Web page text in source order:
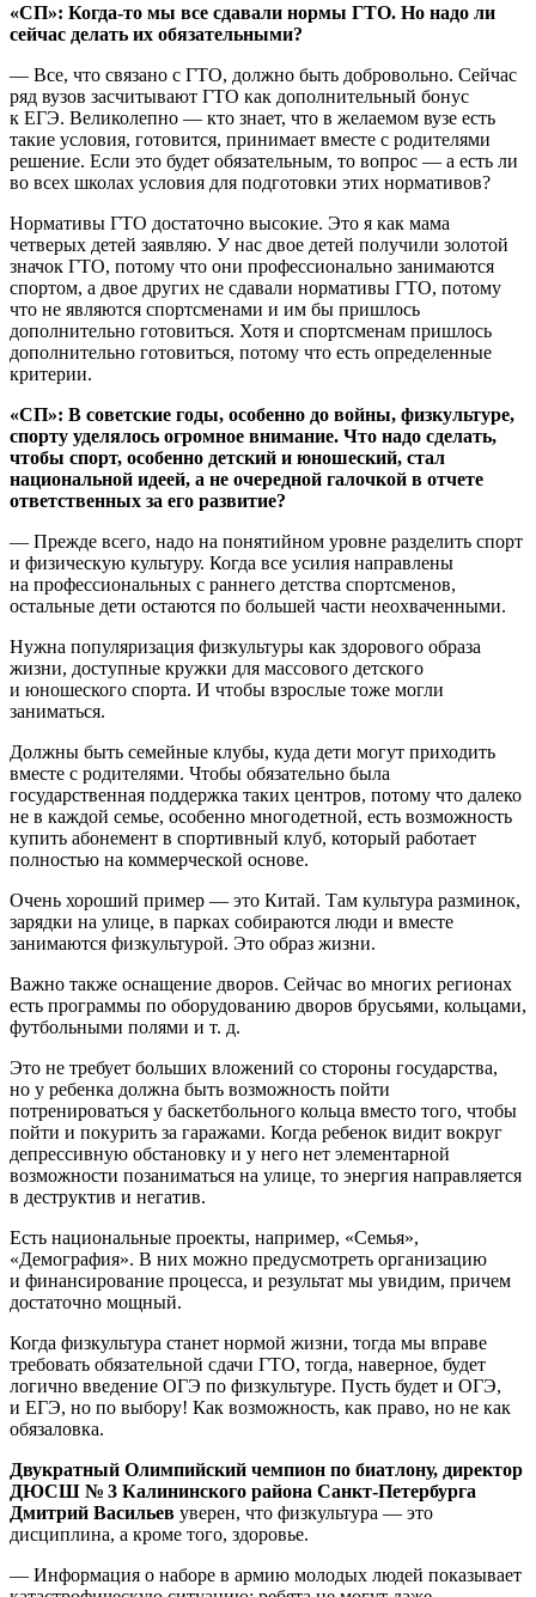
«СП»: Когда-то мы все сдавали нормы ГТО. Но надо ли
сейчас делать их обязательными?
— Все, что связано с ГТО, должно быть добровольно. Сейчас
ряд вузов засчитывают ГТО как дополнительный бонус
к ЕГЭ. Великолепно — кто знает, что в желаемом вузе есть
такие условия, готовится, принимает вместе с родителями
решение. Если это будет обязательным, то вопрос — а есть ли
во всех школах условия для подготовки этих нормативов?
Нормативы ГТО достаточно высокие. Это я как мама
четверых детей заявляю. У нас двое детей получили золотой
значок ГТО, потому что они профессионально занимаются
спортом, а двое других не сдавали нормативы ГТО, потому
что не являются спортсменами и им бы пришлось
дополнительно готовиться. Хотя и спортсменам пришлось
дополнительно готовиться, потому что есть определенные
критерии.
«СП»: В советские годы, особенно до войны, физкультуре,
спорту уделялось огромное внимание. Что надо сделать,
чтобы спорт, особенно детский и юношеский, стал
национальной идеей, а не очередной галочкой в отчете
ответственных за его развитие?
— Прежде всего, надо на понятийном уровне разделить спорт
и физическую культуру. Когда все усилия направлены
на профессиональных с раннего детства спортсменов,
остальные дети остаются по большей части неохваченными.
Нужна популяризация физкультуры как здорового образа
жизни, доступные кружки для массового детского
и юношеского спорта. И чтобы взрослые тоже могли
заниматься.
Должны быть семейные клубы, куда дети могут приходить
вместе с родителями. Чтобы обязательно была
государственная поддержка таких центров, потому что далеко
не в каждой семье, особенно многодетной, есть возможность
купить абонемент в спортивный клуб, который работает
полностью на коммерческой основе.
Очень хороший пример — это Китай. Там культура разминок,
зарядки на улице, в парках собираются люди и вместе
занимаются физкультурой. Это образ жизни.
Важно также оснащение дворов. Сейчас во многих регионах
есть программы по оборудованию дворов брусьями, кольцами,
футбольными полями и т. д.
Это не требует больших вложений со стороны государства,
но у ребенка должна быть возможность пойти
потренироваться у баскетбольного кольца вместо того, чтобы
пойти и покурить за гаражами. Когда ребенок видит вокруг
депрессивную обстановку и у него нет элементарной
возможности позаниматься на улице, то энергия направляется
в деструктив и негатив.
Есть национальные проекты, например, «Семья»,
«Демография». В них можно предусмотреть организацию
и финансирование процесса, и результат мы увидим, причем
достаточно мощный.
Когда физкультура станет нормой жизни, тогда мы вправе
требовать обязательной сдачи ГТО, тогда, наверное, будет
логично введение ОГЭ по физкультуре. Пусть будет и ОГЭ,
и ЕГЭ, но по выбору! Как возможность, как право, но не как
обязаловка.
Двукратный Олимпийский чемпион по биатлону, директор
ДЮСШ № 3 Калининского района Санкт-Петербурга
Дмитрий Васильев уверен, что физкультура — это
дисциплина, а кроме того, здоровье.
— Информация о наборе в армию молодых людей показывает